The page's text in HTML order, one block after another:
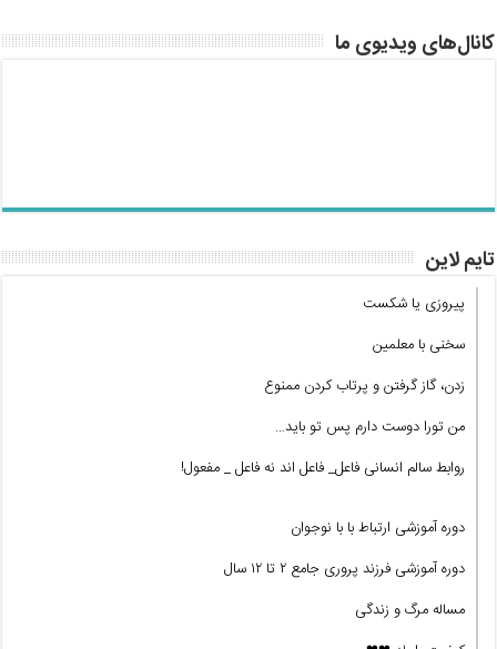
کانال‌های ویدیوی ما
تایم لاین
پیروزی یا شکست
سخنی با معلمین
زدن، گاز گرفتن و پرتاب کردن ممنوع
من تورا دوست دارم پس تو باید…
روابط سالم انسانی فاعل_ فاعل اند نه فاعل _ مفعول!
دوره آموزشی ارتباط با با نوجوان
دوره آموزشی فرزند پروری جامع ۲ تا ۱۲ سال
مساله مرگ و زندگی